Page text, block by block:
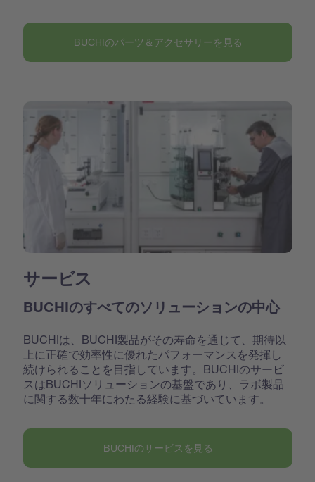
BUCHIのパーツ＆アクセサリーを見る
サービス
BUCHIのすべてのソリューションの中心
BUCHIは、BUCHI製品がその寿命を通じて、期待以
上に正確で効率性に優れたパフォーマンスを発揮し
続けられることを目指しています。BUCHIのサービ
スはBUCHIソリューションの基盤であり、ラボ製品
に関する数十年にわたる経験に基づいています。
BUCHIのサービスを見る